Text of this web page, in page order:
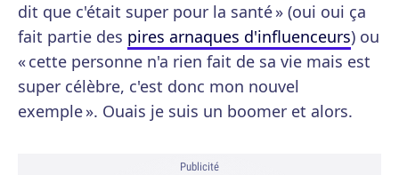
dit que c'était super pour la santé » (oui oui ça
fait partie des pires arnaques d'influenceurs) ou
« cette personne n'a rien fait de sa vie mais est
super célèbre, c'est donc mon nouvel
exemple ». Ouais je suis un boomer et alors.
Publicité